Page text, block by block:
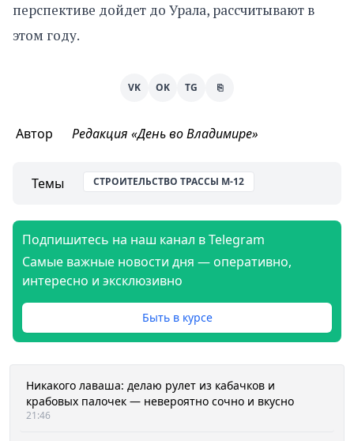
перспективе дойдет до Урала, рассчитывают в
этом году.
VK OK TG ⎘
Автор Редакция «День во Владимире»
Темы СТРОИТЕЛЬСТВО ТРАССЫ М-12
Подпишитесь на наш канал в Telegram
Самые важные новости дня — оперативно,
интересно и эксклюзивно
Быть в курсе
Никакого лаваша: делаю рулет из кабачков и
крабовых палочек — невероятно сочно и вкусно
21:46